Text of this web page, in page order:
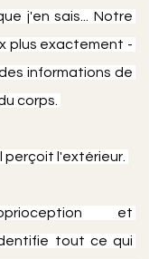
j'en sais... Notre
plus exactement -
informations de
corps.
perçoit l'extérieur.
et
tout ce qui